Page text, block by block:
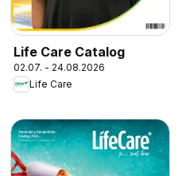
Life Care Catalog
02.07. - 24.08.2026
Life Care